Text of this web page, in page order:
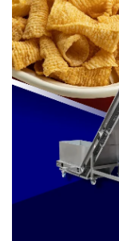
mga
pagganap,
TSHS ay isang
pagkain.
sistema ng
produksyon
din ng